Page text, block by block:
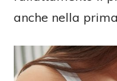
anche nella